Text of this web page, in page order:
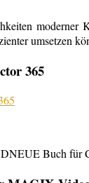
umsetzen
365
Buch für